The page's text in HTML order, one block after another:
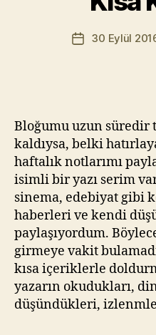
Yazı30 Eylül
Bloğumu uzun
kaldıysa, belki
haftalık notlarımı
isimli bir yazı serim
sinema, edebiyat gibi
haberleri ve kendi
paylaşıyordum.
girmeye vakit
kısa içeriklerle
yazarın okudukları,
düşündükleri,